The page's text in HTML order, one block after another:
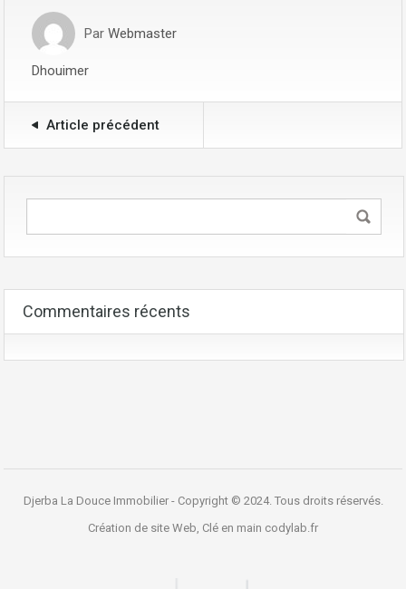
Par Webmaster
Dhouimer
Article précédent
Commentaires récents
Djerba La Douce Immobilier - Copyright © 2024. Tous droits réservés.
Création de site Web, Clé en main codylab.fr